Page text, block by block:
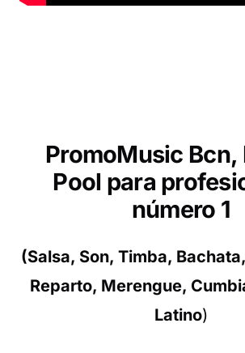
PromoMusic Bcn,
Pool para
número 1
(Salsa, Son, Timba,
Reparto, Merengue,
Latino)